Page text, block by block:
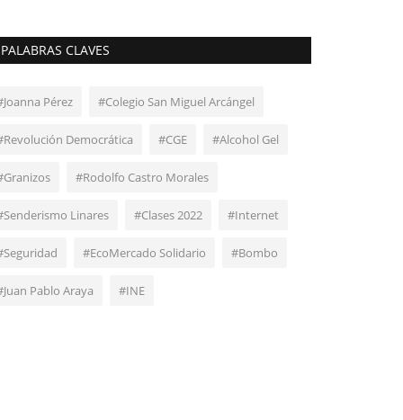
PALABRAS CLAVES
Pérez #Colegio San Miguel Arcángel
Democrática #CGE #Alcohol Gel
#Rodolfo Castro Morales
Linares #Clases 2022 #Internet
#EcoMercado Solidario #Bombo
Pablo Araya #INE